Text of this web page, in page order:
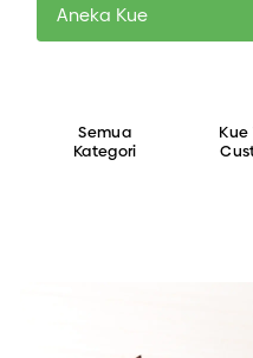
Aneka Kue
Semua
Kategori
Kue